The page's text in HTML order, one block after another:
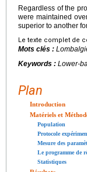
Regardless of the
were maintained
superior to another
Le texte complet de
Mots clés :
Keywords : Lower-
Plan
Introduction
Matériels et
Population
Protocole
Mesure des
Le programme de
Statistiques